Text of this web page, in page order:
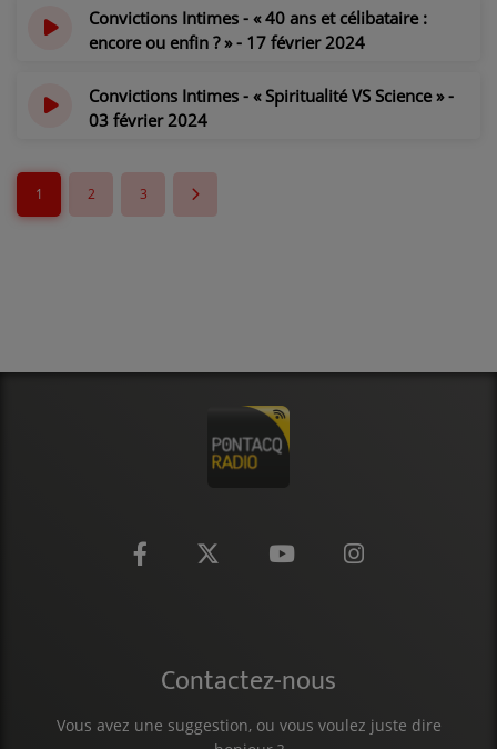
Convictions Intimes - « 40 ans et célibataire :
encore ou enfin ? » - 17 février 2024
Convictions Intimes - « Spiritualité VS Science » -
03 février 2024
1 2 3
Contactez-nous
Vous avez une suggestion, ou vous voulez juste dire